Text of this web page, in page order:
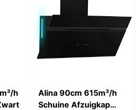
h
Alina 90cm 615m³/h
Schuine Afzuigkap